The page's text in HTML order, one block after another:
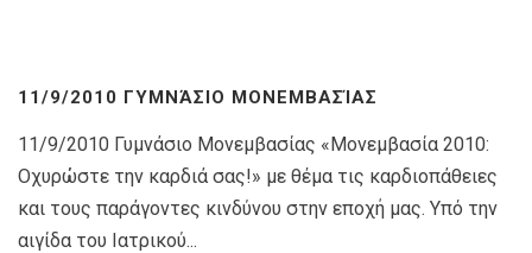
11/9/2010 ΓΥΜΝΆΣΙΟ ΜΟΝΕΜΒΑΣΊΑΣ
11/9/2010 Γυμνάσιο Μονεμβασίας «Μονεμβασία 2010:
Οχυρώστε την καρδιά σας!» με θέμα τις καρδιοπάθειες
και τους παράγοντες κινδύνου στην εποχή μας. Υπό την
αιγίδα του Ιατρικού...